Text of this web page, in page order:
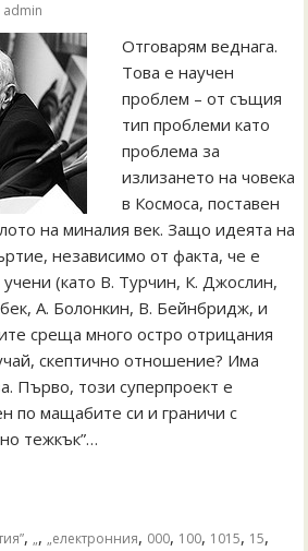
admin
Отговарям веднага.
Това е научен
проблем – от същия
тип проблеми като
проблема за
излизането на човека
в Космоса, поставен
на миналия век. Защо идеята на
независимо от факта, че е
(като В. Турчин, К. Джослин,
А. Болонкин, В. Бейнбридж, и
среща много остро отрицания
скептично отношение? Има
Първо, този суперпроект е
по мащабите си и граничи с
тежкък”…
, „, „електронния, 000, 100, 1015, 15,